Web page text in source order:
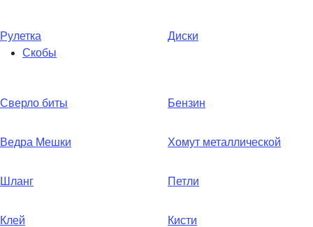
Рулетка
Скобы
Диски
Сверло биты Бензин
Ведра Мешки Хомут металлической
Шланг Петли
Клей Кисти